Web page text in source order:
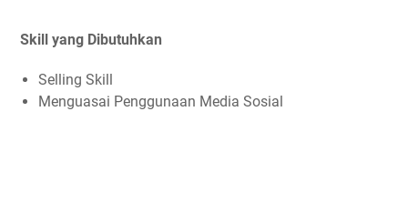
Skill yang Dibutuhkan
Selling Skill
Menguasai Penggunaan Media Sosial